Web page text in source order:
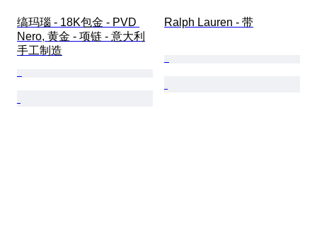
缟玛瑙 - 18K包金 - PVD
Nero, 黄金 - 项链 - 意大利
手工制造
Ralph Lauren - 带